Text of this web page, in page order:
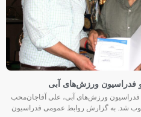
فدراسیون ورزش‌های آبی
ورزش‌های آبی، علی آقاجان‌محب
شد. به گزارش روابط عمومی فدراسیون